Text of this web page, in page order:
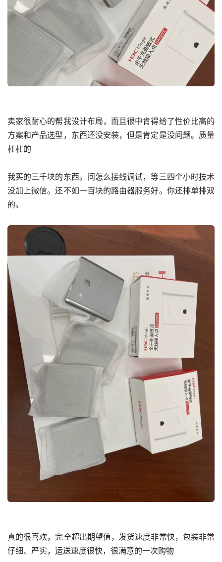
卖家很耐心的帮我设计布局，而且很中肯得给了性价比高的
方案和产品选型，东西还没安装，但是肯定是没问题。质量
杠杠的
我买的三千块的东西。问怎么接线调试，等三四个小时技术
没加上微信。还不如一百块的路由器服务好。你还排单排双
的。
真的很喜欢，完全超出期望值，发货速度非常快，包装非常
仔细、严实，运送速度很快，很满意的一次购物